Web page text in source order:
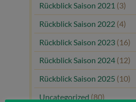
Rückblick Saison 2021 (3)
Rückblick Saison 2022 (4)
Rückblick Saison 2023 (16)
Rückblick Saison 2024 (12)
Rückblick Saison 2025 (10)
Uncategorized (80)